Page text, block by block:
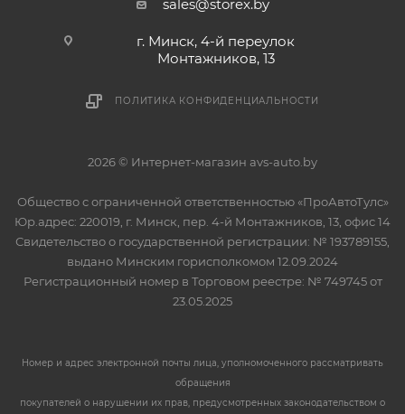
sales@storex.by
г. Минск, 4-й переулок
Монтажников, 13
ПОЛИТИКА КОНФИДЕНЦИАЛЬНОСТИ
2026 © Интернет-магазин avs-auto.by
Общество с ограниченной ответственностью «ПроАвтоТулс»
Юр.адрес: 220019, г. Минск, пер. 4-й Монтажников, 13, офис 14
Свидетельство о государственной регистрации: № 193789155,
выдано Минским горисполкомом 12.09.2024
Регистрационный номер в Торговом реестре: № 749745 от
23.05.2025
Номер и адрес электронной почты лица, уполномоченного рассматривать
обращения
покупателей о нарушении их прав, предусмотренных законодательством о